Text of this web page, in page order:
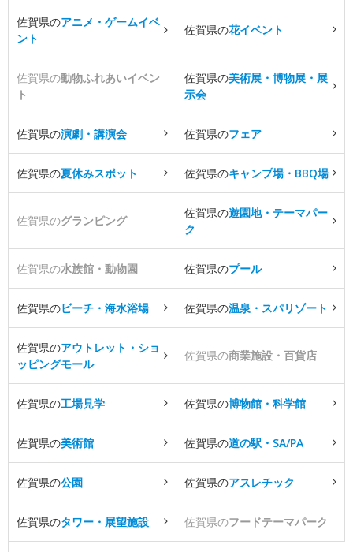
佐賀県のアニメ・ゲームイベ
ント
佐賀県の花イベント
佐賀県の動物ふれあいイベン
ト
佐賀県の美術展・博物展・展
示会
佐賀県の演劇・講演会 佐賀県のフェア
佐賀県の夏休みスポット 佐賀県のキャンプ場・BBQ場
佐賀県のグランピング
佐賀県の遊園地・テーマパー
ク
佐賀県の水族館・動物園 佐賀県のプール
佐賀県のビーチ・海水浴場 佐賀県の温泉・スパリゾート
佐賀県のアウトレット・ショ
ッピングモール
佐賀県の商業施設・百貨店
佐賀県の工場見学 佐賀県の博物館・科学館
佐賀県の美術館 佐賀県の道の駅・SA/PA
佐賀県の公園 佐賀県のアスレチック
佐賀県のタワー・展望施設 佐賀県のフードテーマパーク